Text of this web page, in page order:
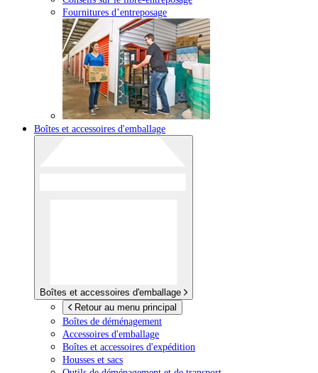
Fournitures d’entreposage
Boîtes et accessoires d'emballage
Boîtes et accessoires d'emballage
Retour au menu principal
Boîtes de déménagement
Accessoires d'emballage
Boîtes et accessoires d'expédition
Housses et sacs